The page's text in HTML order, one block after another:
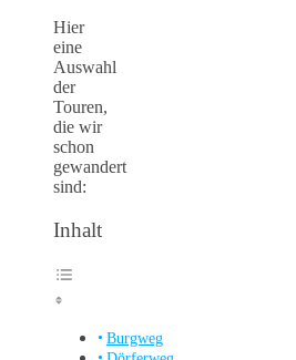
Hier
eine
Auswahl
der
Touren,
die wir
schon
gewandert
sind:
Inhalt
Burgweg